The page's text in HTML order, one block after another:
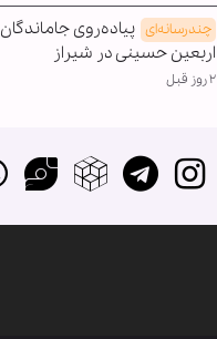
چندرسانه‌ای پیاده‌روی جاماندگان
اربعین حسینی در شیراز
۲ روز قبل